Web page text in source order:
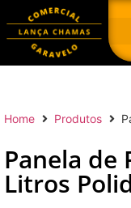
Home Produtos
Panela de
Litros